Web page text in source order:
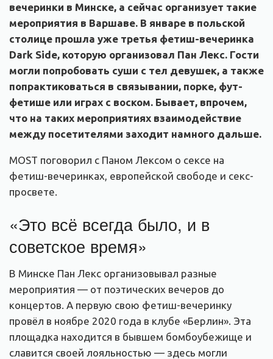
вечеринки в Минске, а сейчас организует такие
мероприятия в Варшаве. В январе в польской
столице прошла уже третья фетиш-вечеринка
Dark Side, которую организовал Пан Лекс. Гости
могли попробовать суши с тел девушек, а также
попрактиковаться в связывании, порке, фут-
фетише или играх с воском. Бывает, впрочем,
что на таких мероприятиях взаимодействие
между посетителями заходит намного дальше.
MOST поговорил с Паном Лексом о сексе на
фетиш-вечеринках, европейской свободе и секс-
просвете.
«Это всё всегда было, и в
советское время»
В Минске Пан Лекс организовывал разные
мероприятия — от поэтических вечеров до
концертов. А первую свою фетиш-вечеринку
провёл в ноябре 2020 года в клубе «Берлин». Эта
площадка находится в бывшем бомбоубежище и
славится своей лояльностью — здесь могли